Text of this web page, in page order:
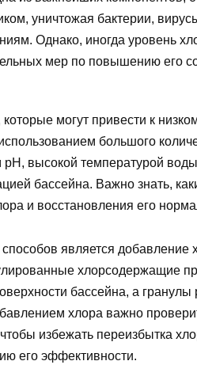
уничтожая бактерии,
Однако, иногда уровень
мер по повышению его
могут привести к
большого
высокой температурой
бассейна. Важно знать,
и восстановления его
является добавление
хлорсодержащие
бассейна, а
хлора важно
избежать переизбытка
его эффективности.